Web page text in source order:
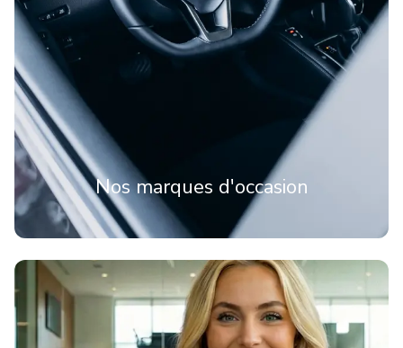
Nos marques d'occasion